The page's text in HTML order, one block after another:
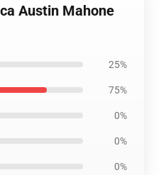
Austin Mahone
25%
75%
0%
0%
0%